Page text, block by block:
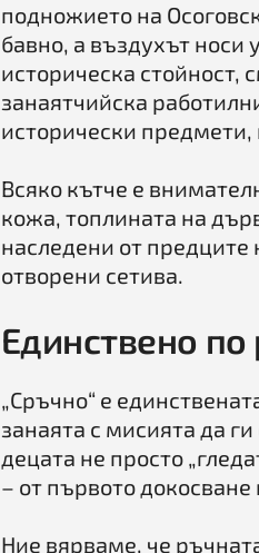
подножието на
бавно, а въздухът носи
историческа стойност,
занаятчийска
исторически предмети,
Всяко кътче е
кожа, топлината на
наследени от предците
отворени сетива.
Единствено
„Сръчно“ е
занаята с мисията да
децата не просто
– от първото
Ние вярваме, че